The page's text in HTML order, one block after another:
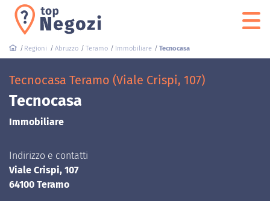
Regioni Abruzzo Teramo Immobiliare Tecnocasa
Tecnocasa Teramo (Viale Crispi, 107)
Tecnocasa
Immobiliare
Indirizzo e contatti
Viale Crispi, 107
64100 Teramo